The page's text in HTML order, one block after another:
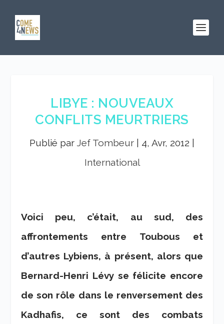
LIBYE : NOUVEAUX
CONFLITS MEURTRIERS
Publié par Jef Tombeur 4, Avr, 2012
International
Voici peu, c’était, au sud, des
affrontements entre Toubous et
d’autres Lybiens, à présent, alors que
Bernard-Henri Lévy se félicite encore
de son rôle dans le renversement des
Kadhafis, ce sont des combats